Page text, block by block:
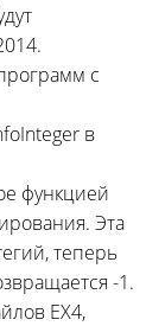
с
в
функцией
Эта
теперь
-1.
EX4,